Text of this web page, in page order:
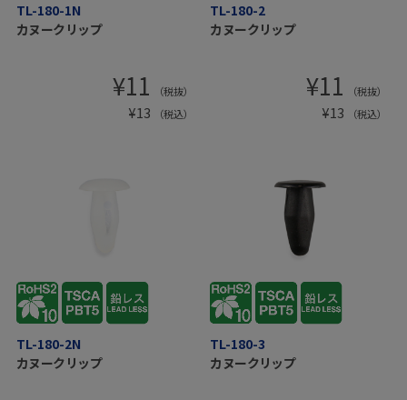
TL-180-1N
カヌークリップ
¥11 （税抜）
¥13 （税込）
TL-180-2
カヌークリップ
¥11 （税抜）
¥13 （税込）
TL-180-2N
カヌークリップ
TL-180-3
カヌークリップ